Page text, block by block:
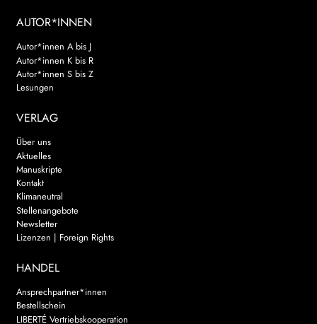
AUTOR*INNEN
Autor*innen A bis J
Autor*innen K bis R
Autor*innen S bis Z
Lesungen
VERLAG
Über uns
Aktuelles
Manuskripte
Kontakt
Klimaneutral
Stellenangebote
Newsletter
Lizenzen | Foreign Rights
HANDEL
Ansprechpartner*innen
Bestellschein
LIBERTÉ Vertriebskooperation